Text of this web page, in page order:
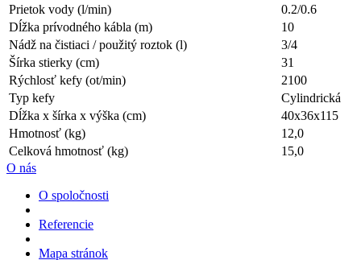
Prietok vody (l/min)
0.2/0.6
Dĺžka prívodného kábla (m)
10
Nádž na čistiaci / použitý roztok (l)
3/4
Šírka stierky (cm)
31
Rýchlosť kefy (ot/min)
2100
Typ kefy
Cylindrická
Dĺžka x šírka x výška (cm)
40x36x115
Hmotnosť (kg)
12,0
Celková hmotnosť (kg)
15,0
O nás
O spoločnosti
Referencie
Mapa stránok